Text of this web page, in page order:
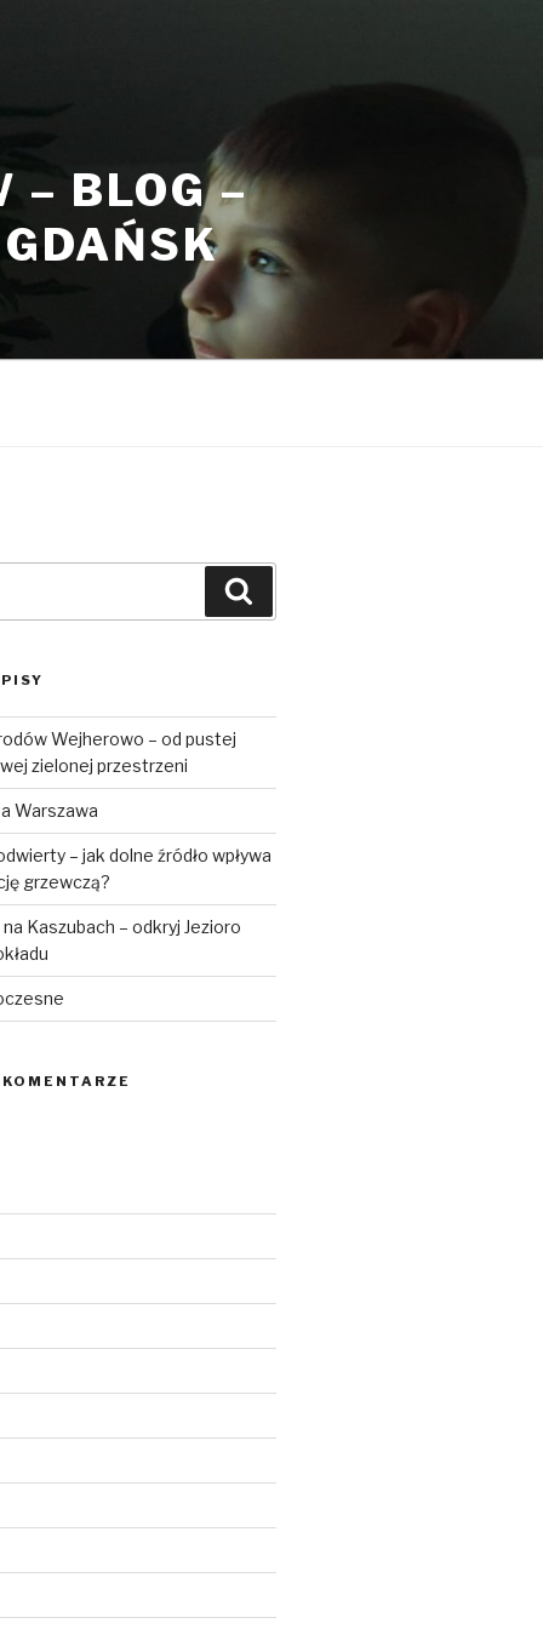
– BLOG –
Wejherowo – od pustej
zielonej przestrzeni
Warszawa
– jak dolne źródło wpływa
grzewczą?
Kaszubach – odkryj Jezioro